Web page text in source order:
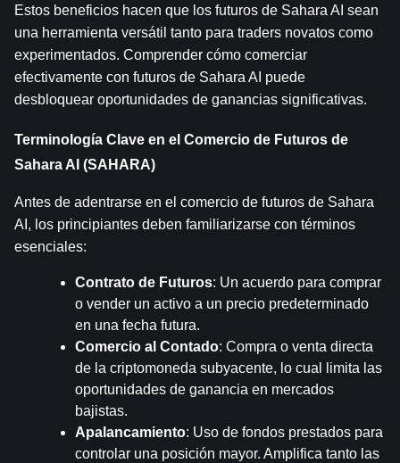
Estos beneficios hacen que los futuros de Sahara AI sean
una herramienta versátil tanto para traders novatos como
experimentados. Comprender cómo comerciar
efectivamente con futuros de Sahara AI puede
desbloquear oportunidades de ganancias significativas.
Terminología Clave en el Comercio de Futuros de
Sahara AI (SAHARA)
Antes de adentrarse en el comercio de futuros de Sahara
AI, los principiantes deben familiarizarse con términos
esenciales:
Contrato de Futuros: Un acuerdo para comprar
o vender un activo a un precio predeterminado
en una fecha futura.
Comercio al Contado: Compra o venta directa
de la criptomoneda subyacente, lo cual limita las
oportunidades de ganancia en mercados
bajistas.
Apalancamiento: Uso de fondos prestados para
controlar una posición mayor. Amplifica tanto las